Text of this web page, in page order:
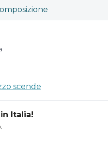
scende
Italia!